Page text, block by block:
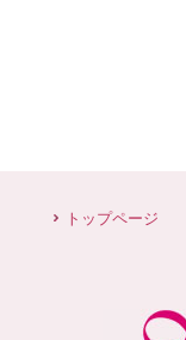
トップページ